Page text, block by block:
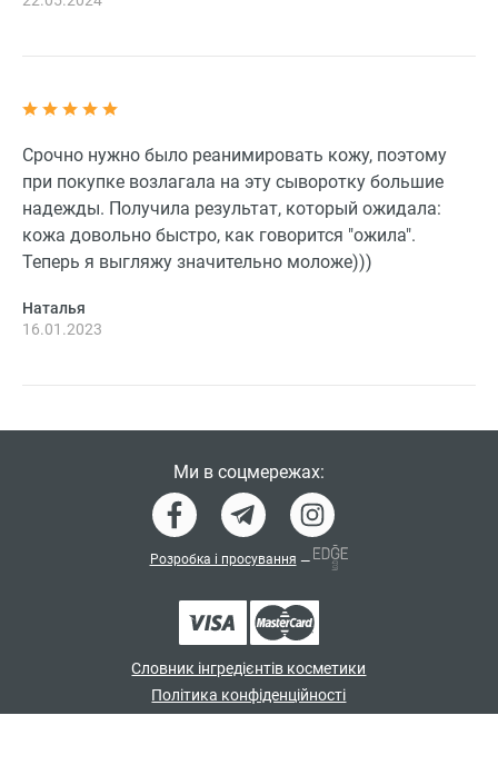
Срочно нужно было реанимировать кожу, поэтому
при покупке возлагала на эту сыворотку большие
надежды. Получила результат, который ожидала:
кожа довольно быстро, как говорится "ожила".
Теперь я выгляжу значительно моложе)))
Наталья
16.01.2023
Словник інгредієнтів косметики
Політика конфіденційності
Ми в соцмережах:
Розробка і просування —